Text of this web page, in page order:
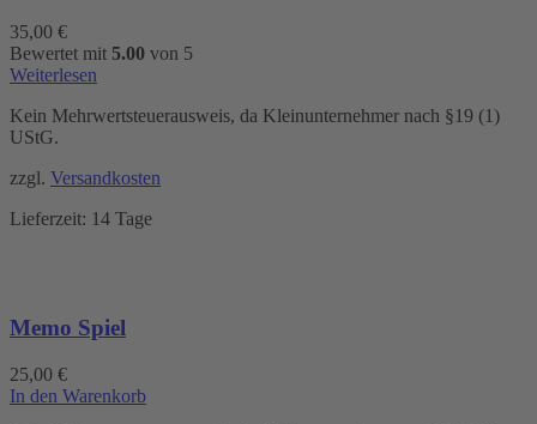
35,00 €
Bewertet mit 5.00 von 5
Weiterlesen
Kein Mehrwertsteuerausweis, da Kleinunternehmer nach §19 (1)
UStG.
zzgl. Versandkosten
Lieferzeit: 14 Tage
Memo Spiel
25,00 €
In den Warenkorb